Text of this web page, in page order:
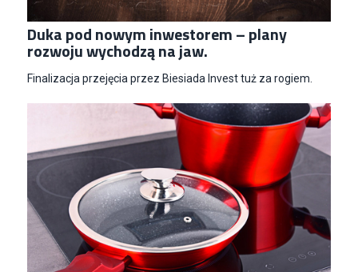
Duka pod nowym inwestorem – plany
rozwoju wychodzą na jaw.
Finalizacja przejęcia przez Biesiada Invest tuż za rogiem.